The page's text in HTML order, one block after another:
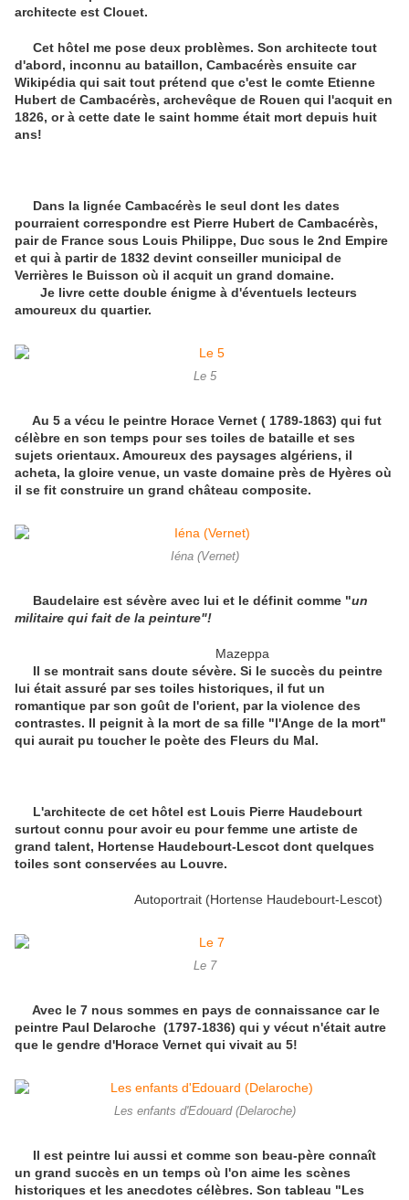
architecte est Clouet.
Cet hôtel me pose deux problèmes. Son architecte tout
d'abord, inconnu au bataillon, Cambacérès ensuite car
Wikipédia qui sait tout prétend que c'est le comte Etienne
Hubert de Cambacérès, archevêque de Rouen qui l'acquit en
1826, or à cette date le saint homme était mort depuis huit
ans!
Dans la lignée Cambacérès le seul dont les dates
pourraient correspondre est Pierre Hubert de Cambacérès,
pair de France sous Louis Philippe, Duc sous le 2nd Empire
et qui à partir de 1832 devint conseiller municipal de
Verrières le Buisson où il acquit un grand domaine.
Je livre cette double énigme à d'éventuels lecteurs
amoureux du quartier.
Le 5
Au 5 a vécu le peintre Horace Vernet ( 1789-1863) qui fut
célèbre en son temps pour ses toiles de bataille et ses
sujets orientaux. Amoureux des paysages algériens, il
acheta, la gloire venue, un vaste domaine près de Hyères où
il se fit construire un grand château composite.
Iéna (Vernet)
Baudelaire est sévère avec lui et le définit comme "un
militaire qui fait de la peinture"!
Mazeppa
Il se montrait sans doute sévère. Si le succès du peintre
lui était assuré par ses toiles historiques, il fut un
romantique par son goût de l'orient, par la violence des
contrastes. Il peignit à la mort de sa fille "l'Ange de la mort"
qui aurait pu toucher le poète des Fleurs du Mal.
L'architecte de cet hôtel est Louis Pierre Haudebourt
surtout connu pour avoir eu pour femme une artiste de
grand talent, Hortense Haudebourt-Lescot dont quelques
toiles sont conservées au Louvre.
Autoportrait (Hortense Haudebourt-Lescot)
Le 7
Avec le 7 nous sommes en pays de connaissance car le
peintre Paul Delaroche (1797-1836) qui y vécut n'était autre
que le gendre d'Horace Vernet qui vivait au 5!
Les enfants d'Edouard (Delaroche)
Il est peintre lui aussi et comme son beau-père connaît
un grand succès en un temps où l'on aime les scènes
historiques et les anecdotes célèbres. Son tableau "Les